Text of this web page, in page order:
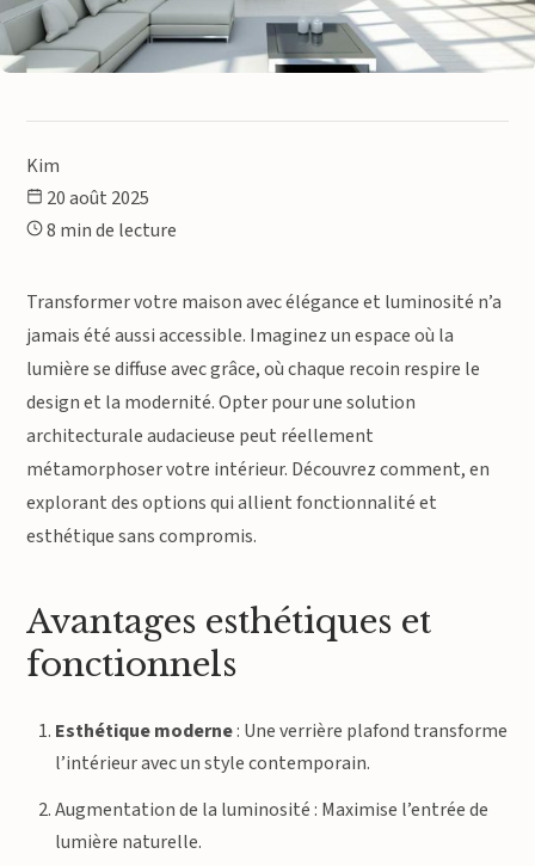
Kim
20 août 2025
8 min de lecture
Transformer votre maison avec élégance et luminosité n’a
jamais été aussi accessible. Imaginez un espace où la
lumière se diffuse avec grâce, où chaque recoin respire le
design et la modernité. Opter pour une solution
architecturale audacieuse peut réellement
métamorphoser votre intérieur. Découvrez comment, en
explorant des options qui allient fonctionnalité et
esthétique sans compromis.
Avantages esthétiques et
fonctionnels
Esthétique moderne: Une verrière plafond transforme
l’intérieur avec un style contemporain.
Augmentation de la luminosité : Maximise l’entrée de
lumière naturelle.